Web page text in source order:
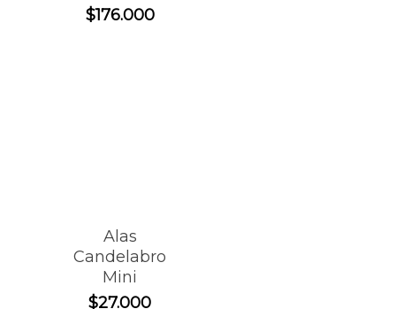
$176.000
Alas
Candelabro
Mini
$27.000